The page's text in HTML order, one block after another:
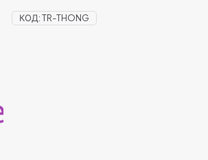
КОД:TR-THONG